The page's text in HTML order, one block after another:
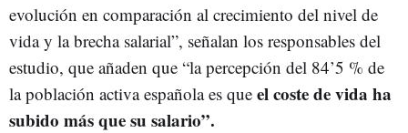
evolución en comparación al crecimiento del nivel de
vida y la brecha salarial”, señalan los responsables del
estudio, que añaden que “la percepción del 84’5 % de
la población activa española es que el coste de vida ha
subido más que su salario”.